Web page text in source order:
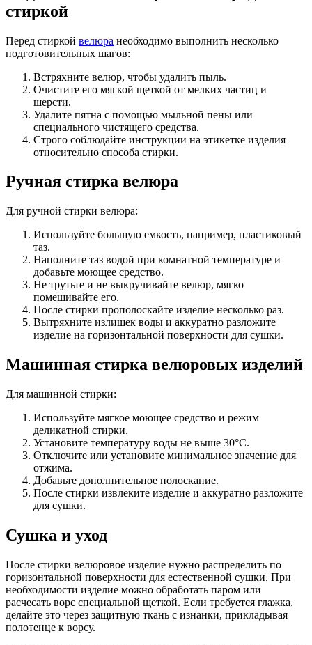
стиркой
Перед стиркой велюра необходимо выполнить несколько
подготовительных шагов:
Встряхните велюр, чтобы удалить пыль.
Очистите его мягкой щеткой от мелких частиц и
шерсти.
Удалите пятна с помощью мыльной пены или
специального чистящего средства.
Строго соблюдайте инструкции на этикетке изделия
относительно способа стирки.
Ручная стирка велюра
Для ручной стирки велюра:
Используйте большую емкость, например, пластиковый
таз.
Наполните таз водой при комнатной температуре и
добавьте моющее средство.
Не трутьте и не выкручивайте велюр, мягко
помешивайте его.
После стирки прополоскайте изделие несколько раз.
Вытряхните излишек воды и аккуратно разложите
изделие на горизонтальной поверхности для сушки.
Машинная стирка велюровых изделий
Для машинной стирки:
Используйте мягкое моющее средство и режим
деликатной стирки.
Установите температуру воды не выше 30°C.
Отключите или установите минимальное значение для
отжима.
Добавьте дополнительное полоскание.
После стирки извлеките изделие и аккуратно разложите
для сушки.
Сушка и уход
После стирки велюровое изделие нужно распределить по
горизонтальной поверхности для естественной сушки. При
необходимости изделие можно обработать паром или
расчесать ворс специальной щеткой. Если требуется глажка,
делайте это через защитную ткань с изнанки, прикладывая
полотенце к ворсу.